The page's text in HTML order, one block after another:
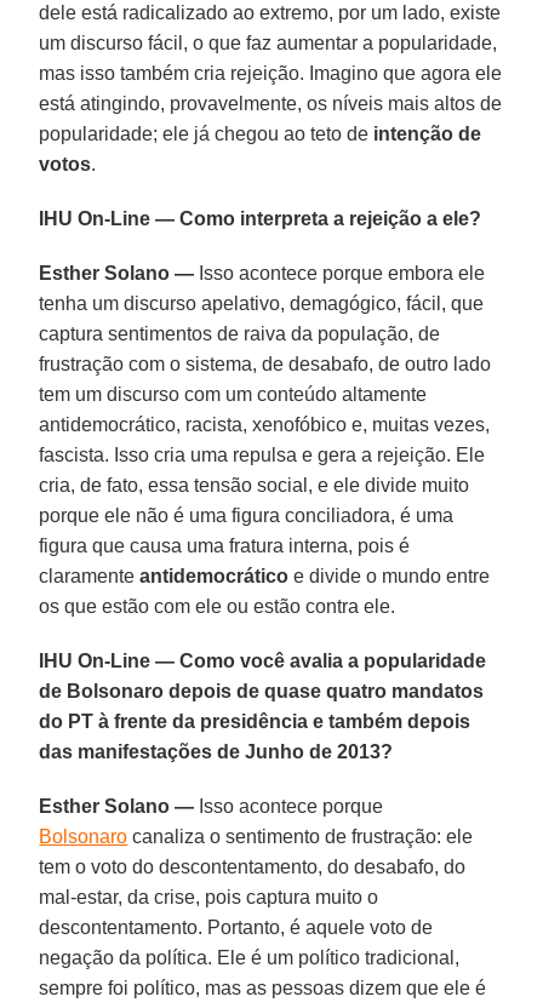
dele está radicalizado ao extremo, por um lado, existe
um discurso fácil, o que faz aumentar a popularidade,
mas isso também cria rejeição. Imagino que agora ele
está atingindo, provavelmente, os níveis mais altos de
popularidade; ele já chegou ao teto de intenção de
votos.
IHU On-Line — Como interpreta a rejeição a ele?
Esther Solano — Isso acontece porque embora ele
tenha um discurso apelativo, demagógico, fácil, que
captura sentimentos de raiva da população, de
frustração com o sistema, de desabafo, de outro lado
tem um discurso com um conteúdo altamente
antidemocrático, racista, xenofóbico e, muitas vezes,
fascista. Isso cria uma repulsa e gera a rejeição. Ele
cria, de fato, essa tensão social, e ele divide muito
porque ele não é uma figura conciliadora, é uma
figura que causa uma fratura interna, pois é
claramenteantidemocrático e divide o mundo entre
os que estão com ele ou estão contra ele.
IHU On-Line — Como você avalia a popularidade
de Bolsonaro depois de quase quatro mandatos
do PT à frente da presidência e também depois
das manifestações de Junho de 2013?
Esther Solano — Isso acontece porque
Bolsonaro canaliza o sentimento de frustração: ele
tem o voto do descontentamento, do desabafo, do
mal-estar, da crise, pois captura muito o
descontentamento. Portanto, é aquele voto de
negação da política. Ele é um político tradicional,
sempre foi político, mas as pessoas dizem que ele é